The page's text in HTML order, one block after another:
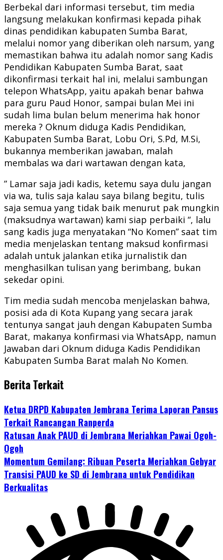
Berbekal dari informasi tersebut, tim media
langsung melakukan konfirmasi kepada pihak
dinas pendidikan kabupaten Sumba Barat,
melalui nomor yang diberikan oleh narsum, yang
memastikan bahwa itu adalah nomor sang Kadis
Pendidikan Kabupaten Sumba Barat, saat
dikonfirmasi terkait hal ini, melalui sambungan
telepon WhatsApp, yaitu apakah benar bahwa
para guru Paud Honor, sampai bulan Mei ini
sudah lima bulan belum menerima hak honor
mereka ? Oknum diduga Kadis Pendidikan,
Kabupaten Sumba Barat, Lobu Ori, S.Pd, M.Si,
bukannya memberikan jawaban, malah
membalas wa dari wartawan dengan kata,
” Lamar saja jadi kadis, ketemu saya dulu jangan
via wa, tulis saja kalau saya bilang begitu, tulis
saja semua yang tidak baik menurut pak mungkin
(maksudnya wartawan) kami siap perbaiki “, lalu
sang kadis juga menyatakan “No Komen” saat tim
media menjelaskan tentang maksud konfirmasi
adalah untuk jalankan etika jurnalistik dan
menghasilkan tulisan yang berimbang, bukan
sekedar opini.
Tim media sudah mencoba menjelaskan bahwa,
posisi ada di Kota Kupang yang secara jarak
tentunya sangat jauh dengan Kabupaten Sumba
Barat, makanya konfirmasi via WhatsApp, namun
Jawaban dari Oknum diduga Kadis Pendidikan
Kabupaten Sumba Barat malah No Komen.
Berita Terkait
Ketua DRPD Kabupaten Jembrana Terima Laporan Pansus
Terkait Rancangan Ranperda
Ratusan Anak PAUD di Jembrana Meriahkan Pawai Ogoh-
Ogoh
Momentum Gemilang: Ribuan Peserta Meriahkan Gebyar
Transisi PAUD ke SD di Jembrana untuk Pendidikan
Berkualitas